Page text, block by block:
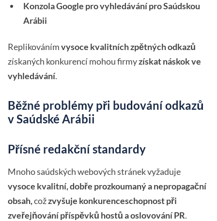
Konzola Google pro vyhledávání pro Saúdskou
Arábii
Replikovánímvysoce kvalitních zpětných odkazů
získaných konkurencí mohou firmyzískat náskok ve
vyhledávání.
Běžné problémy při budování odkazů
v Saúdské Arábii
Přísné redakční standardy
Mnoho saúdských webových stránek vyžaduje
vysoce kvalitní, dobře prozkoumaný a nepropagační
obsah,cožzvyšuje konkurenceschopnost při
zveřejňování příspěvků hostů a oslovování PR.